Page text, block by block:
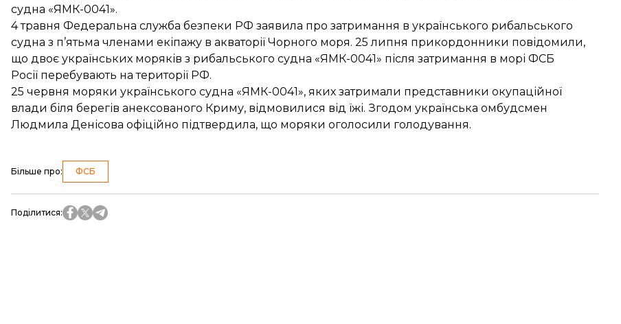
судна «ЯМК-0041».
4 травня Федеральна служба безпеки РФ заявила про затримання в українського рибальського
судна з п’ятьма членами екіпажу в акваторії Чорного моря. 25 липня прикордонники повідомили,
що двоє українських моряків з рибальського судна «ЯМК-0041» після затримання в морі ФСБ
Росії перебувають на території РФ.
25 червня моряки українського судна «ЯМК-0041», яких затримали представники окупаційної
влади біля берегів анексованого Криму, відмовилися від їжі. Згодом українська омбудсмен
Людмила Денісова офіційно підтвердила, що моряки оголосили голодування.
Більше про: ФСБ
Поділитися: